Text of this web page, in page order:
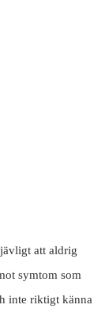
att aldrig
symtom som
inte riktigt känna